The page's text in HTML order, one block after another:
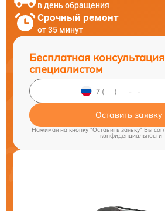
в день обращения
Срочный ремонт
от 35 минут
Бесплатная
специалистом
Оставить заявку
Нажимая на кнопку "Оставить заявку" Вы
конфиденциальности